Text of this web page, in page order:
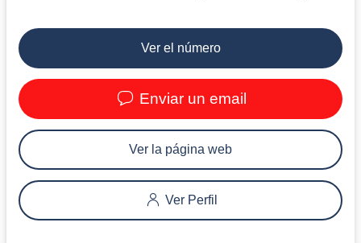
Ver el número
Enviar un email
Ver la página web
Ver Perfil